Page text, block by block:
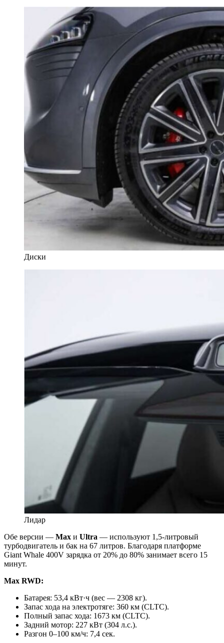
Диски
Лидар
Обе версии — Max и Ultra — используют 1,5-литровый
турбодвигатель и бак на 67 литров. Благодаря платформе
Giant Whale 400V зарядка от 20% до 80% занимает всего 15
минут.
Max RWD:
Батарея: 53,4 кВт·ч (вес — 2308 кг).
Запас хода на электротяге: 360 км (CLTC).
Полный запас хода: 1673 км (CLTC).
Задний мотор: 227 кВт (304 л.с.).
Разгон 0–100 км/ч: 7,4 сек.